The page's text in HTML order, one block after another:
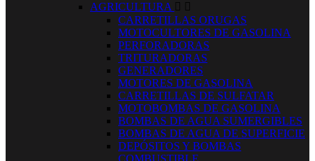
AGRICULTURA  
CARRETILLAS ORUGAS
MOTOCULTORES DE GASOLINA
PERFORADORAS
TRITURADORAS
GENERADORES
MOTORES DE GASOLINA
CARRETILLAS DE SULFATAR
MOTOBOMBAS DE GASOLINA
BOMBAS DE AGUA SUMERGIBLES
BOMBAS DE AGUA DE SUPERFICIE
DEPÓSITOS Y BOMBAS
COMBUSTIBLE